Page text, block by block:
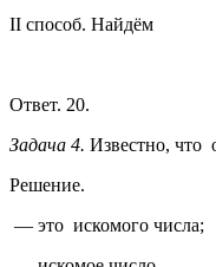
II способ. Найдём
Ответ. 20.
Задача 4. Известно, что
Решение.
— это искомого числа;